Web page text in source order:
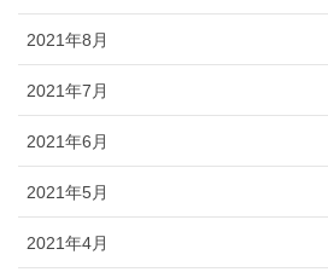
2021年8月
2021年7月
2021年6月
2021年5月
2021年4月